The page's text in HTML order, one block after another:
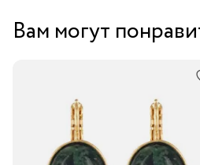
Вам могут